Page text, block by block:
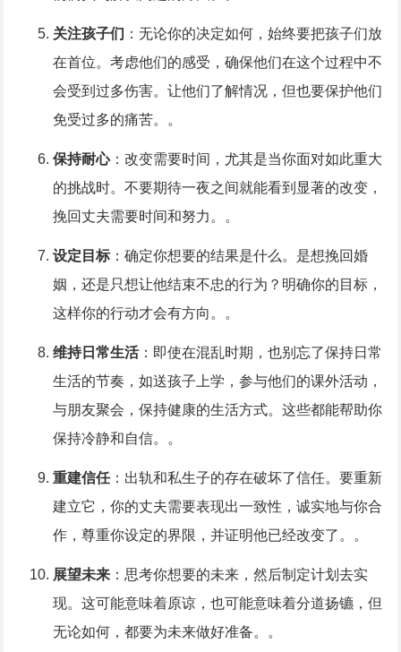
关注孩子们 ：无论你的决定如何，始终要把孩子们放
在首位。考虑他们的感受，确保他们在这个过程中不
会受到过多伤害。让他们了解情况，但也要保护他们
免受过多的痛苦。。
保持耐心：改变需要时间，尤其是当你面对如此重大
的挑战时。不要期待一夜之间就能看到显著的改变，
挽回丈夫需要时间和努力。。
设定目标：确定你想要的结果是什么。是想挽回婚
姻，还是只想让他结束不忠的行为？明确你的目标，
这样你的行动才会有方向。。
维持日常生活：即使在混乱时期，也别忘了保持日常
生活的节奏，如送孩子上学，参与他们的课外活动，
与朋友聚会，保持健康的生活方式。这些都能帮助你
保持冷静和自信。。
重建信任：出轨和私生子的存在破坏了信任。要重新
建立它，你的丈夫需要表现出一致性，诚实地与你合
作，尊重你设定的界限，并证明他已经改变了。。
展望未来：思考你想要的未来，然后制定计划去实
现。这可能意味着原谅，也可能意味着分道扬镳，但
无论如何，都要为未来做好准备。。